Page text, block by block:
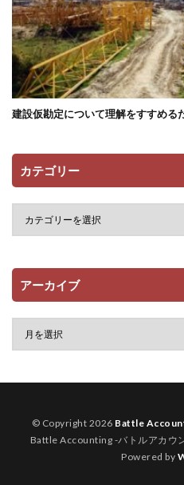
建設仮勘定について理解をすすめる
カテゴリー
アーカイブ
© Copyright 2026 Battle
Battle Accounting -バトルアカウ
Powered by